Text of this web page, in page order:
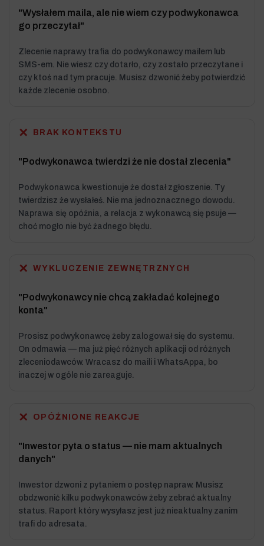
"Wysłałem maila, ale nie wiem czy podwykonawca
go przeczytał"
Zlecenie naprawy trafia do podwykonawcy mailem lub
SMS-em. Nie wiesz czy dotarło, czy zostało przeczytane i
czy ktoś nad tym pracuje. Musisz dzwonić żeby potwierdzić
każde zlecenie osobno.
✕ BRAK KONTEKSTU
"Podwykonawca twierdzi że nie dostał zlecenia"
Podwykonawca kwestionuje że dostał zgłoszenie. Ty
twierdzisz że wysłałeś. Nie ma jednoznacznego dowodu.
Naprawa się opóźnia, a relacja z wykonawcą się psuje —
choć mogło nie być żadnego błędu.
✕ WYKLUCZENIE ZEWNĘTRZNYCH
"Podwykonawcy nie chcą zakładać kolejnego
konta"
Prosisz podwykonawcę żeby zalogował się do systemu.
On odmawia — ma już pięć różnych aplikacji od różnych
zleceniodawców. Wracasz do maili i WhatsAppa, bo
inaczej w ogóle nie zareaguje.
✕ OPÓŹNIONE REAKCJE
"Inwestor pyta o status — nie mam aktualnych
danych"
Inwestor dzwoni z pytaniem o postęp napraw. Musisz
obdzwonić kilku podwykonawców żeby zebrać aktualny
status. Raport który wysyłasz jest już nieaktualny zanim
trafi do adresata.